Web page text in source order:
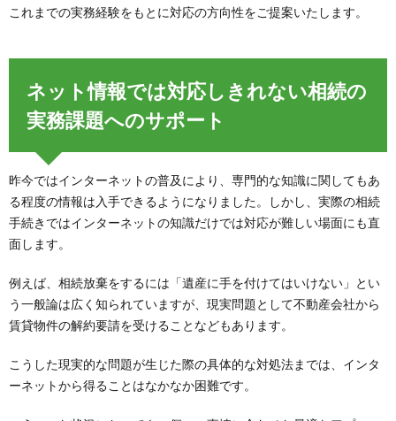
これまでの実務経験をもとに対応の方向性をご提案いたします。
ネット情報では対応しきれない相続の
実務課題へのサポート
昨今ではインターネットの普及により、専門的な知識に関してもあ
る程度の情報は入手できるようになりました。しかし、実際の相続
手続きではインターネットの知識だけでは対応が難しい場面にも直
面します。
例えば、相続放棄をするには「遺産に手を付けてはいけない」とい
う一般論は広く知られていますが、現実問題として不動産会社から
賃貸物件の解約要請を受けることなどもあります。
こうした現実的な問題が生じた際の具体的な対処法までは、インタ
ーネットから得ることはなかなか困難です。